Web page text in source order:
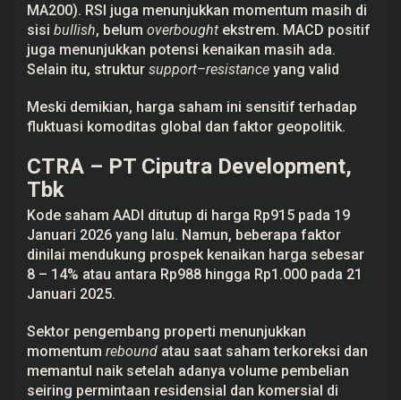
MA200). RSI juga menunjukkan momentum masih di
sisi bullish, belum overbought ekstrem. MACD positif
juga menunjukkan potensi kenaikan masih ada.
Selain itu, struktur support–resistance yang valid
Meski demikian, harga saham ini sensitif terhadap
fluktuasi komoditas global dan faktor geopolitik.
CTRA – PT Ciputra Development,
Tbk
Kode saham AADI ditutup di harga Rp915 pada 19
Januari 2026 yang lalu. Namun, beberapa faktor
dinilai mendukung prospek kenaikan harga sebesar
8 – 14% atau antara Rp988 hingga Rp1.000 pada 21
Januari 2025.
Sektor pengembang properti menunjukkan
momentum rebound atau saat saham terkoreksi dan
memantul naik setelah adanya volume pembelian
seiring permintaan residensial dan komersial di